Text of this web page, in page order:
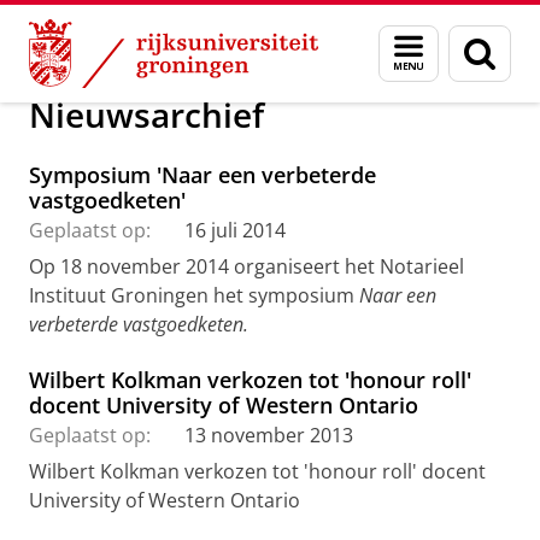
Skip
Content
Skip
Navigation
Menu
en
zoeken
Over ons Nieuws
Nieuwsarchief
Symposium 'Naar een verbeterde
vastgoedketen'
Geplaatst op:
16 juli 2014
Op 18 november 2014 organiseert het Notarieel
Instituut Groningen het symposium Naar een
verbeterde vastgoedketen.
Wilbert Kolkman verkozen tot 'honour roll'
docent University of Western Ontario
Geplaatst op:
13 november 2013
Wilbert Kolkman verkozen tot 'honour roll' docent
University of Western Ontario